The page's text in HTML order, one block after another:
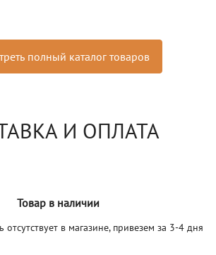
полный каталог товаров
И ОПЛАТА
Товар в наличии
в магазине, привезем за 3-4 дня